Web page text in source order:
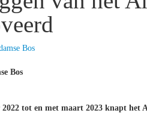
Bos
Bos
tot en met maart 2023 knapt het